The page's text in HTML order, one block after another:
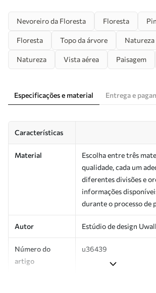
Nevoreiro da Floresta Floresta
Floresta Topo da árvore
Natureza Vista aérea Paisagem
Especificações e material Entrega e
Características
Material
Escolha entre três
qualidade, cada um
diferentes divisões e
informações
durante o processo de
Autor Estúdio de design
Número do
artigo
u36439